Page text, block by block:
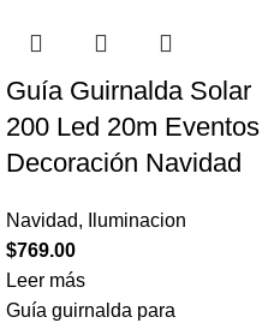
Guía Guirnalda Solar
200 Led 20m Eventos
Decoración Navidad
Navidad,
Iluminacion
$769.00
Leer más
Guía guirnalda para